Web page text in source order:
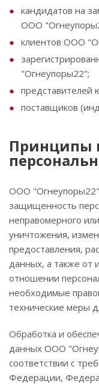
кандидатов на
ООО
клиентов ООО
"Огнеупоры22";
представителей
поставщиков
Принципы
ООО "Огнеупоры22"
защищенность
неправомерного
уничтожения,
предоставления,
данных, а также от
отношении
необходимые
технические меры
Обработка и
данных ООО
соответствии с
Федерации,